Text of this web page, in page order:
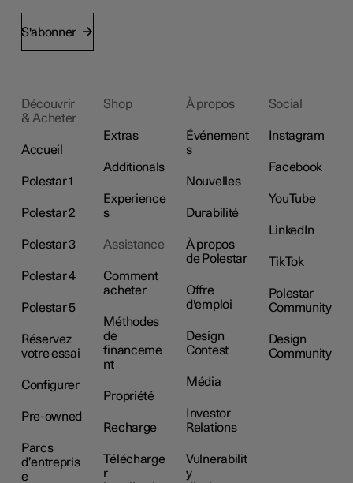
S'abonner
Découvrir
& Acheter
Accueil
Polestar 1
Polestar 2
Polestar 3
Polestar 4
Polestar 5
Réservez
votre essai
Configurer
Pre-owned
Parcs
d’entrepris
e
Shop
Extras
Additionals
Experience
s
Assistance
Comment
acheter
Méthodes
de
financeme
nt
Propriété
Recharge
Télécharge
r
À propos
Événement
s
Nouvelles
Durabilité
À propos
de Polestar
Offre
d'emploi
Design
Contest
Média
Investor
Relations
Vulnerabilit
y
Social
Instagram
Facebook
YouTube
LinkedIn
TikTok
Polestar
Community
Design
Community